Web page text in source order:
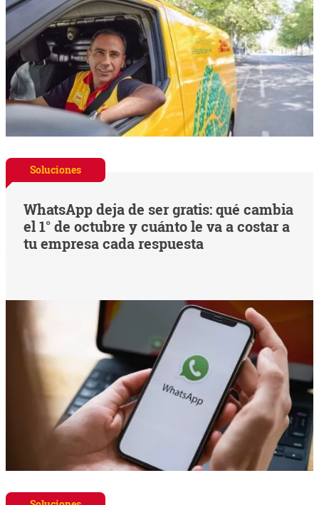
Soluciones
WhatsApp deja de ser gratis: qué cambia
el 1° de octubre y cuánto le va a costar a
tu empresa cada respuesta